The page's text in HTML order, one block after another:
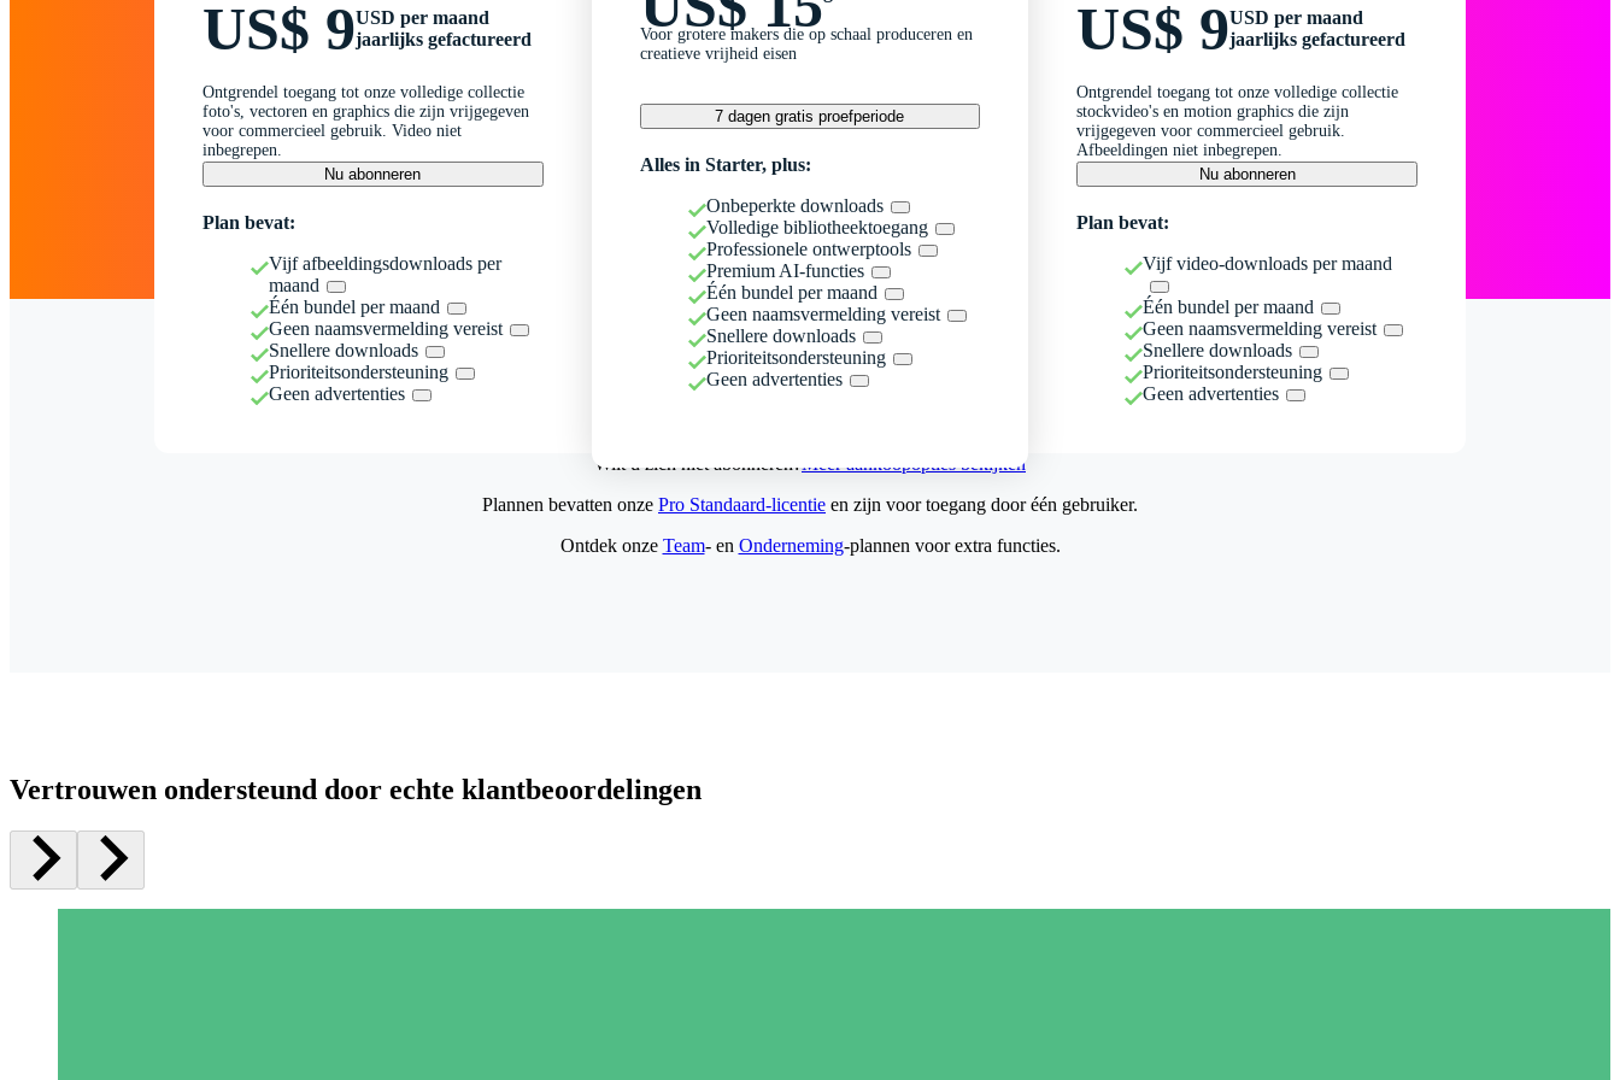
US$ 9USD per maand
jaarlijks gefactureerd
Ontgrendel toegang tot onze volledige collectie
foto's, vectoren en graphics die zijn vrijgegeven
voor commercieel gebruik. Video niet
inbegrepen.
Nu abonneren
Plan bevat:
Vijf afbeeldingsdownloads per
maand
Één bundel per maand
Geen naamsvermelding vereist
Snellere downloads
Prioriteitsondersteuning
Geen advertenties
Voor grotere makers die op schaal produceren en
creatieve vrijheid eisen
7 dagen gratis proefperiode
Alles in Starter, plus:
Onbeperkte downloads
Volledige bibliotheektoegang
Professionele ontwerptools
Premium AI-functies
Één bundel per maand
Geen naamsvermelding vereist
Snellere downloads
Prioriteitsondersteuning
Geen advertenties
US$ 9USD per maand
jaarlijks gefactureerd
Ontgrendel toegang tot onze volledige collectie
stockvideo's en motion graphics die zijn
vrijgegeven voor commercieel gebruik.
Afbeeldingen niet inbegrepen.
Nu abonneren
Plan bevat:
Vijf video-downloads per maand
Één bundel per maand
Geen naamsvermelding vereist
Snellere downloads
Prioriteitsondersteuning
Geen advertenties
Wilt u zich niet abonneren?Meer aankoopopties bekijken
Plannen bevatten onze Pro Standaard-licentie en zijn voor toegang door één gebruiker.
Ontdek onze Team- en Onderneming-plannen voor extra functies.
Vertrouwen ondersteund door echte klantbeoordelingen